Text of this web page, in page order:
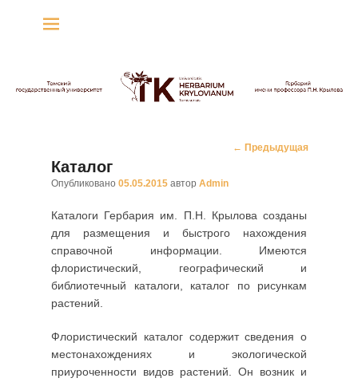
Навигация
← Предыдущая
Каталог
Опубликовано 05.05.2015 автор Admin
Каталоги Гербария им. П.Н. Крылова созданы
для размещения и быстрого нахождения
справочной информации. Имеются
флористический, географический и
библиотечный каталоги, каталог по рисункам
растений.
Флористический каталог содержит сведения о
местонахождениях и экологической
приуроченности видов растений. Он возник и